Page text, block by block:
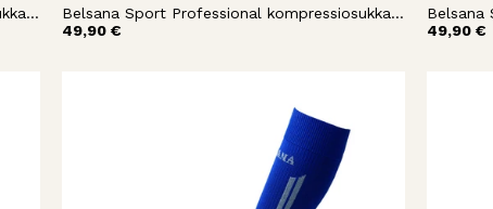
Belsana Sport Professional kompressiosukka nilkka
Belsana Sport Professional kompressiosukka nilkka
49,90 €
49,90 €